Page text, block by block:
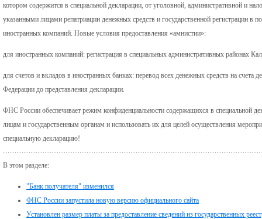
котором содержится в специальной декларации, от уголовной, административной и
указанными лицами репатриации денежных средств и государственной регистрации в
иностранных компаний. Новые условия предоставления «амнистии»:
для иностранных компаний: регистрация в специальных административных районах
для счетов и вкладов в иностранных банках: перевод всех денежных средств на счета
Федерации до представления декларации.
ФНС России обеспечивает режим конфиденциальности содержащихся в специальной
лицам и государственным органам и использовать их для целей осуществления
специальную декларацию!
В этом разделе:
"Банк получателя" изменился
ФНС России запустила новую версию официального сайта
Установлен размер платы за предоставление сведений из государственных